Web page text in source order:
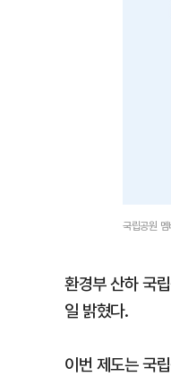
국립공원
환경부 산하 국
일 밝혔다.
이번 제도는 국